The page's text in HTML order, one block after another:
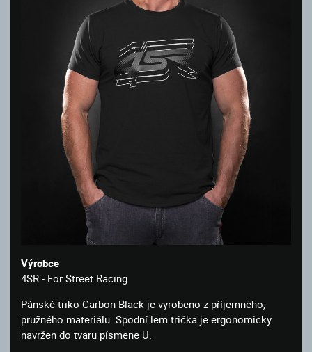
Výrobce
4SR - For Street Racing
Pánské triko Carbon Black je vyrobeno z příjemného,
pružného materiálu. Spodní lem trička je ergonomicky
navržen do tvaru písmene U.